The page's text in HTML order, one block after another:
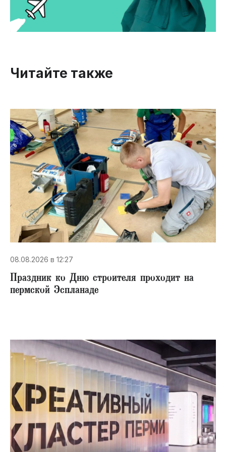
Читайте также
08.08.2026 в 12:27
Праздник ко Дню строителя проходит на
пермской Эспланаде